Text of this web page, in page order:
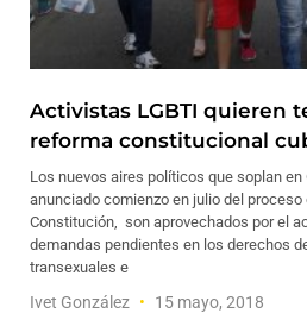
Activistas LGBTI quieren
reforma constitucional
Los nuevos aires políticos que soplan en
anunciado comienzo en julio del proceso
Constitución, son aprovechados por el
demandas pendientes en los derechos
transexuales e
Ivet González 15 mayo, 2018